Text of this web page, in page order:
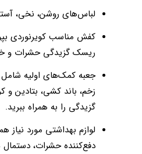
لباس‌های روشن، نخی،
کفش مناسب کویرنوردی
ریسک گزیدگی حشرات و
جعبه کمک‌های اولیه
زخم، باند کشی، بتادین و
گزیدگی را به همراه ببرید.
لوازم بهداشتی مورد
دفع‌کننده حشرات،